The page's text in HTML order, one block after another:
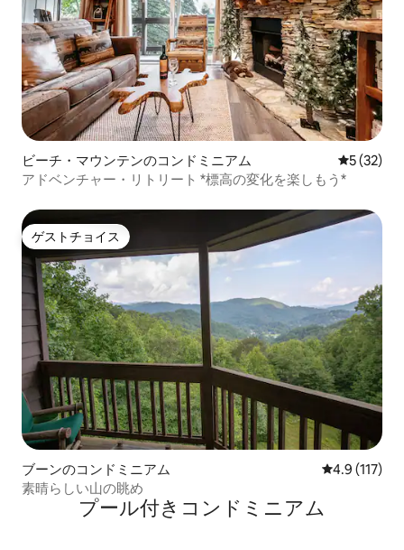
ビーチ・マウンテンのコンドミニアム レビュー
5 (32)
アドベンチャー・リトリート *標高の変化を楽しもう*
ゲストチョイス
ゲストチョイス
ブーンのコンドミニアム レビュー117
4.9 (117)
素晴らしい山の眺め
プール付きコンドミニアム